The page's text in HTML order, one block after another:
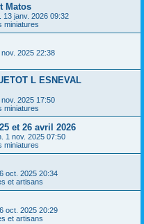
Matos
13 janv. 2026 09:32
miniatures
2025 22:38
L ESNEVAL
2025 17:50
miniatures
et 26 avril 2026
1 nov. 2025 07:50
miniatures
oct. 2025 20:34
et artisans
oct. 2025 20:29
et artisans